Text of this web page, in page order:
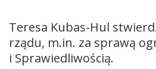
Teresa Kubas-Hul
rządu, m.in. za sprawą
i Sprawiedliwością.